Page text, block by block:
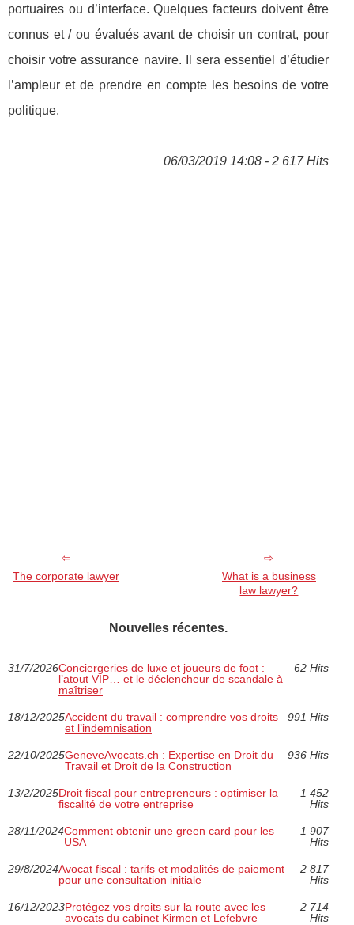
portuaires ou d’interface. Quelques facteurs doivent être
connus et / ou évalués avant de choisir un contrat, pour
choisir votre assurance navire. Il sera essentiel d’étudier
l’ampleur et de prendre en compte les besoins de votre
politique.
06/03/2019 14:08 - 2 617 Hits
The corporate lawyer
What is a business
law lawyer?
Nouvelles récentes.
31/7/2026Conciergeries de luxe et joueurs de foot :
l’atout VIP… et le déclencheur de scandale à
maîtriser
62 Hits
18/12/2025Accident du travail : comprendre vos droits
et l’indemnisation
991 Hits
22/10/2025GeneveAvocats.ch : Expertise en Droit du
Travail et Droit de la Construction
936 Hits
13/2/2025Droit fiscal pour entrepreneurs : optimiser la
fiscalité de votre entreprise
1 452
Hits
28/11/2024Comment obtenir une green card pour les
USA
1 907
Hits
29/8/2024Avocat fiscal : tarifs et modalités de paiement
pour une consultation initiale
2 817
Hits
16/12/2023Protégez vos droits sur la route avec les
avocats du cabinet Kirmen et Lefebvre
2 714
Hits